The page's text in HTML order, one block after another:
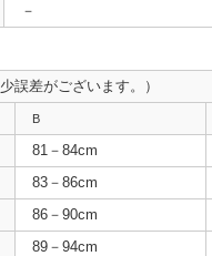
－
誤差がございます。）
B
81－84cm
83－86cm
86－90cm
89－94cm